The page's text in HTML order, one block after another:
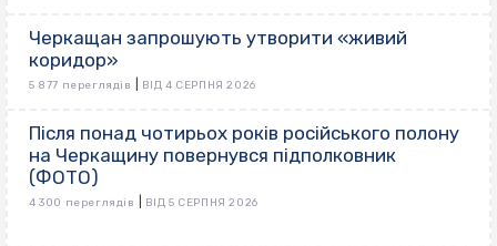
Черкащан запрошують утворити «живий
коридор»
5 877 переглядів ВІД 4 СЕРПНЯ 2026
Після понад чотирьох років російського полону
на Черкащину повернувся підполковник
(ФОТО)
4 300 переглядів ВІД 5 СЕРПНЯ 2026